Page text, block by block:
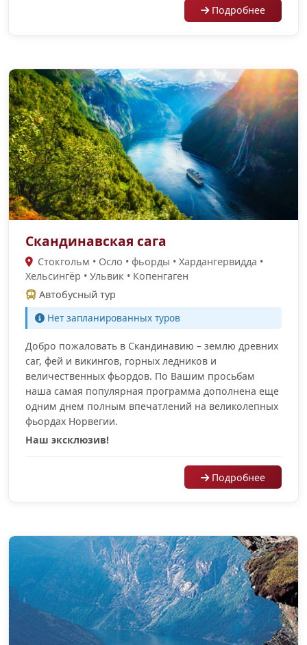
Подробнее
Скандинавская сага
Стокгольм • Осло • фьорды • Хардангервидда •
Хельсингёр • Ульвик • Копенгаген
Автобусный тур
Нет запланированных туров
Добро пожаловать в Скандинавию – землю древних
саг, фей и викингов, горных ледников и
величественных фьордов. По Вашим просьбам
наша самая популярная программа дополнена еще
одним днем полным впечатлений на великолепных
фьордах Норвегии.
Наш эксклюзив!
Подробнее